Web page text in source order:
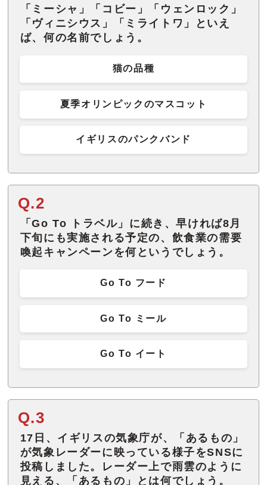
「ミーシャ」「コビー」「ウェンロック」
「ヴィニシウス」「ミライトワ」といえ
ば、何の名前でしょう。
猫の品種
夏季オリンピックのマスコット
イギリスのパンクバンド
Q.2
「Go To トラベル」に続き、早ければ8月
下旬にも実施される予定の、飲食業の需要
喚起キャンペーンを何というでしょう。
Go To フード
Go To ミール
Go To イート
Q.3
17日、イギリスの気象庁が、「あるもの」
が気象レーダーに映っている様子をSNSに
投稿しました。レーダー上で雨雲のように
見える、「あるもの」とは何でしょう。